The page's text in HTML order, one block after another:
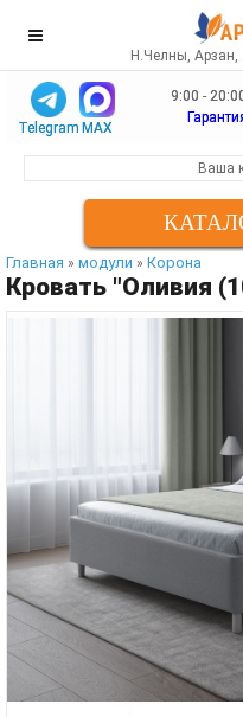
Н.Челны, Арзан,
Telegram MAX
9:00 -
Ваша
Главная » модули » Корона
Кровать "Оливия